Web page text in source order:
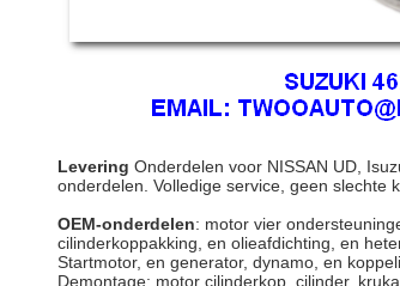
Levering Onderdelen voor NISSAN UD,
onderdelen. Volledige service, geen slechte
OEM-onderdelen: motor vier
cilinderkoppakking, en olieafdichting, en
Startmotor, en generator, dynamo, en
Demontage: motor cilinderkop, cilinder,